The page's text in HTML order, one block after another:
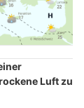
Luft zu